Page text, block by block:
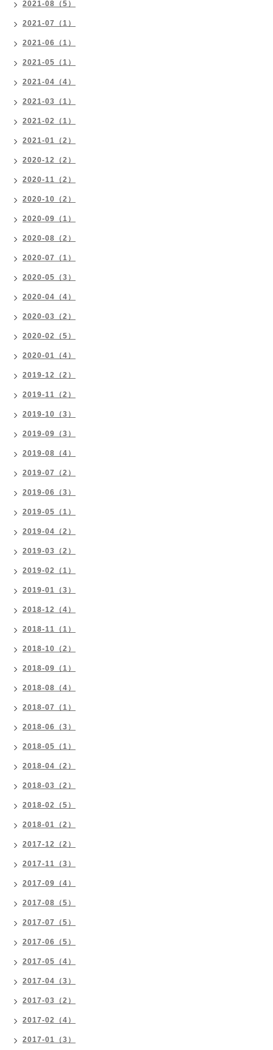
2021-08（5）
2021-07（1）
2021-06（1）
2021-05（1）
2021-04（4）
2021-03（1）
2021-02（1）
2021-01（2）
2020-12（2）
2020-11（2）
2020-10（2）
2020-09（1）
2020-08（2）
2020-07（1）
2020-05（3）
2020-04（4）
2020-03（2）
2020-02（5）
2020-01（4）
2019-12（2）
2019-11（2）
2019-10（3）
2019-09（3）
2019-08（4）
2019-07（2）
2019-06（3）
2019-05（1）
2019-04（2）
2019-03（2）
2019-02（1）
2019-01（3）
2018-12（4）
2018-11（1）
2018-10（2）
2018-09（1）
2018-08（4）
2018-07（1）
2018-06（3）
2018-05（1）
2018-04（2）
2018-03（2）
2018-02（5）
2018-01（2）
2017-12（2）
2017-11（3）
2017-09（4）
2017-08（5）
2017-07（5）
2017-06（5）
2017-05（4）
2017-04（3）
2017-03（2）
2017-02（4）
2017-01（3）